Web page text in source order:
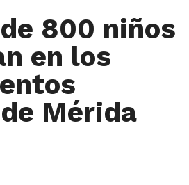
800 niños
en los
Mérida